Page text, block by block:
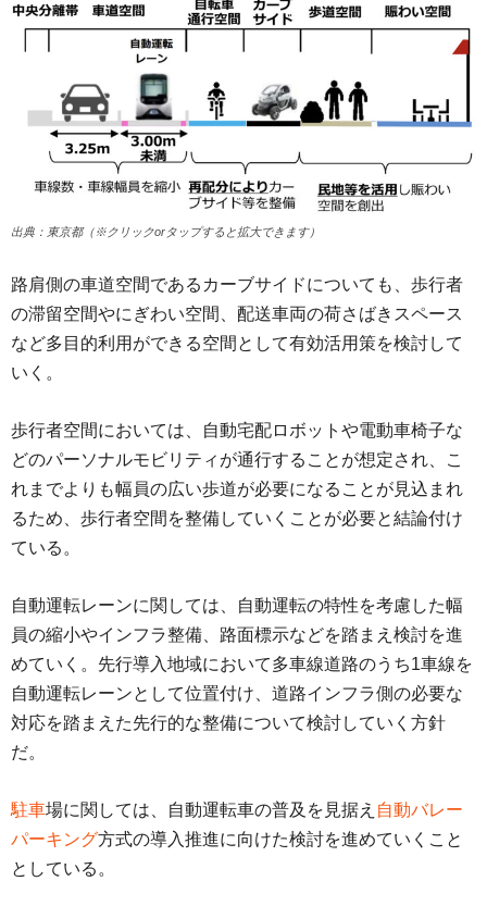
出典：東京都（※クリックorタップすると拡大できます）
路肩側の車道空間であるカーブサイドについても、歩行者
の滞留空間やにぎわい空間、配送車両の荷さばきスペース
など多目的利用ができる空間として有効活用策を検討して
いく。
歩行者空間においては、自動宅配ロボットや電動車椅子な
どのパーソナルモビリティが通行することが想定され、こ
れまでよりも幅員の広い歩道が必要になることが見込まれ
るため、歩行者空間を整備していくことが必要と結論付け
ている。
自動運転レーンに関しては、自動運転の特性を考慮した幅
員の縮小やインフラ整備、路面標示などを踏まえ検討を進
めていく。先行導入地域において多車線道路のうち1車線を
自動運転レーンとして位置付け、道路インフラ側の必要な
対応を踏まえた先行的な整備について検討していく方針
だ。
駐車場に関しては、自動運転車の普及を見据え 自動バレー
パーキング方式の導入推進に向けた検討を進めていくこと
としている。